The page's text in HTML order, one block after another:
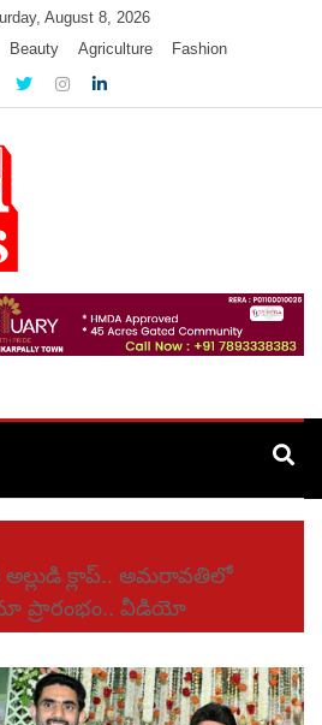
August 8, 2026
Beauty Agriculture Fashion
క్లాప్.. అమరావతిలో
ప్రారంభం.. వీడియో